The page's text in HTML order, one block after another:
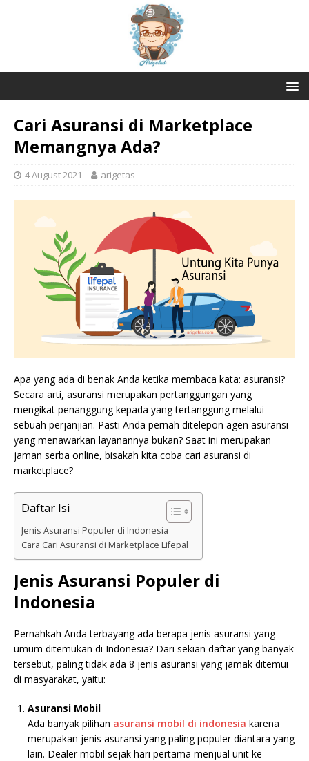
Cari Asuransi di Marketplace
Memangnya Ada?
4 August 2021 arigetas
Apa yang ada di benak Anda ketika membaca kata: asuransi?
Secara arti, asuransi merupakan pertanggungan yang
mengikat penanggung kepada yang tertanggung melalui
sebuah perjanjian. Pasti Anda pernah ditelepon agen asuransi
yang menawarkan layanannya bukan? Saat ini merupakan
jaman serba online, bisakah kita coba cari asuransi di
marketplace?
Daftar Isi
Jenis Asuransi Populer di Indonesia
Cara Cari Asuransi di Marketplace Lifepal
Jenis Asuransi Populer di
Indonesia
Pernahkah Anda terbayang ada berapa jenis asuransi yang
umum ditemukan di Indonesia? Dari sekian daftar yang banyak
tersebut, paling tidak ada 8 jenis asuransi yang jamak ditemui
di masyarakat, yaitu:
Asuransi Mobil
Ada banyak pilihan asuransi mobil di indonesia karena
merupakan jenis asuransi yang paling populer diantara yang
lain. Dealer mobil sejak hari pertama menjual unit ke